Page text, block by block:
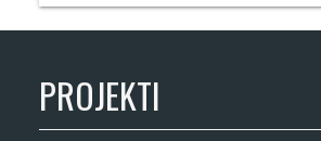
PROJEKTI